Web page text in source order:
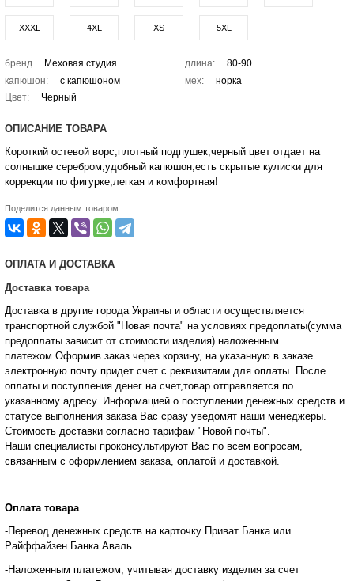
XXXL 4XL XS 5XL
бренд Меховая студия длина:
80-90
капюшон:
с капюшоном мех:
норка
Цвет:
Черный
ОПИСАНИЕ ТОВАРА
Короткий остевой ворс,плотный подпушек,черный цвет отдает на
солнышке серебром,удобный капюшон,есть скрытые кулиски для
коррекции по фигурке,легкая и комфортная!
Поделится данным товаром:
ОПЛАТА И ДОСТАВКА
Доставка товара
Доставка в другие города Украины и области осуществляется
транспортной службой "Новая почта" на условиях предоплаты(сумма
предоплаты зависит от стоимости изделия) наложенным
платежом.Оформив заказ через корзину, на указанную в заказе
электронную почту придет счет с реквизитами для оплаты. После
оплаты и поступления денег на счет,товар отправляется по
указанному адресу. Информацией о поступлении денежных средств и
статусе выполнения заказа Вас сразу уведомят наши менеджеры.
Стоимость доставки согласно тарифам "Новой почты".
Наши специалисты проконсультируют Вас по всем вопросам,
связанным с оформлением заказа, оплатой и доставкой.
Оплата товара
-Перевод денежных средств на карточку Приват Банка или
Райффайзен Банка Аваль.
-Наложенным платежом, учитывая доставку изделия за счет